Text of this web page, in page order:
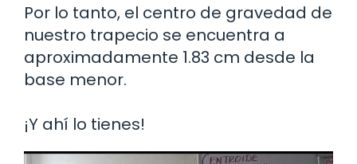
Por lo tanto, el centro de gravedad de
nuestro trapecio se encuentra a
aproximadamente 1.83 cm desde la
base menor.
¡Y ahí lo tienes!